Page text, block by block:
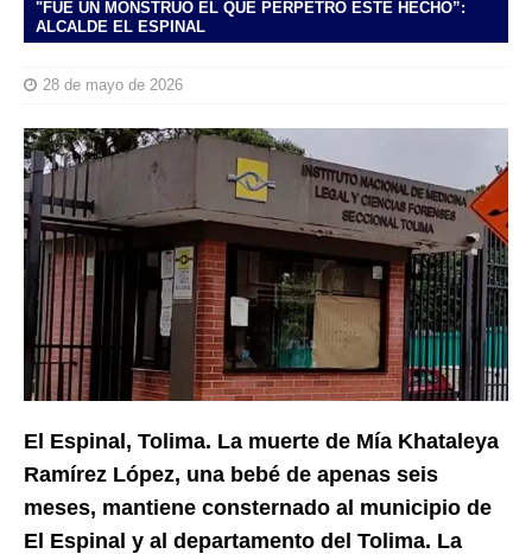
"FUE UN MONSTRUO EL QUE PERPETRÓ ESTE HECHO”:
ALCALDE EL ESPINAL
28 de mayo de 2026
El Espinal, Tolima. La muerte de Mía Khataleya
Ramírez López, una bebé de apenas seis
meses, mantiene consternado al municipio de
El Espinal y al departamento del Tolima. La